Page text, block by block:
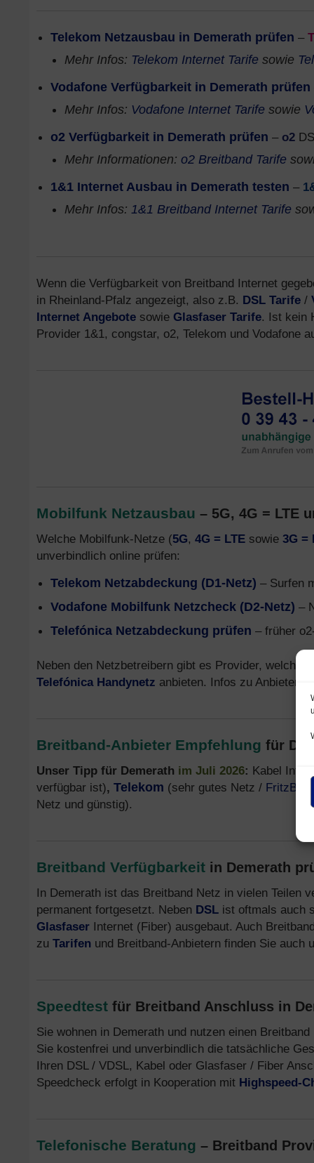
Telekom Netzausbau in Demerath prüfen –
Mehr Infos: Telekom Internet Tarife sowie
Vodafone Verfügbarkeit in Demerath prüfen
Mehr Infos: Vodafone Internet Tarife sowie
o2 Verfügbarkeit in Demerath prüfen – o2
Mehr Informationen: o2 Breitband Tarife
1&1 Internet Ausbau in Demerath testen –
Mehr Infos: 1&1 Breitband Internet Tarife
Wenn die Verfügbarkeit von Breitband Internet
in Rheinland-Pfalz angezeigt, also z.B. DSL Tarife /
Internet Angebote sowie Glasfaser Tarife. Ist kein
Provider 1&1, congstar, o2, Telekom und Vodafone
Mobilfunk Netzausbau – 5G, 4G = LTE
Welche Mobilfunk-Netze (5G, 4G = LTE sowie 3G =
unverbindlich online prüfen:
Telekom Netzabdeckung (D1-Netz) – Surfen
Vodafone Mobilfunk Netzcheck (D2-Netz) –
Telefónica Netzabdeckung prüfen – früher
Neben den Netzbetreibern gibt es Provider, welche
Telefónica Handynetz anbieten. Infos zu Anbietern,
Breitband-Anbieter Empfehlung für
Unser Tipp für Demerath im Juli 2026: Kabel
verfügbar ist), Telekom (sehr gutes Netz / FritzBox
Netz und günstig).
Breitband Verfügbarkeit in Demerath
In Demerath ist das Breitband Netz in vielen Teilen
permanent fortgesetzt. Neben DSL ist oftmals auch
Glasfaser Internet (Fiber) ausgebaut. Auch
zu Tarifen und Breitband-Anbietern finden Sie auch
Speedtest für Breitband Anschluss in
Sie wohnen in Demerath und nutzen einen
Sie kostenfrei und unverbindlich die tatsächliche
Ihren DSL / VDSL, Kabel oder Glasfaser / Fiber
Speedcheck erfolgt in Kooperation mit Highspeed-
Telefonische Beratung – Breitband